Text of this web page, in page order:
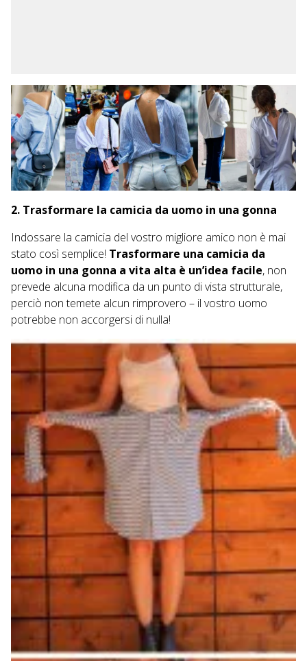
2. Trasformare la camicia da uomo in una gonna
Indossare la camicia del vostro migliore amico non è mai
stato così semplice! Trasformare una camicia da
uomo in una gonna a vita alta è un’idea facile, non
prevede alcuna modifica da un punto di vista strutturale,
perciò non temete alcun rimprovero – il vostro uomo
potrebbe non accorgersi di nulla!